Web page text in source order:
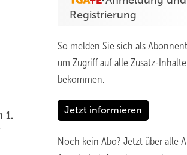
1.
Registrierung
So melden Sie sich als
um Zugriff auf alle Zusatz-
bekommen.
Jetzt informieren
Noch kein Abo? Jetzt über alle